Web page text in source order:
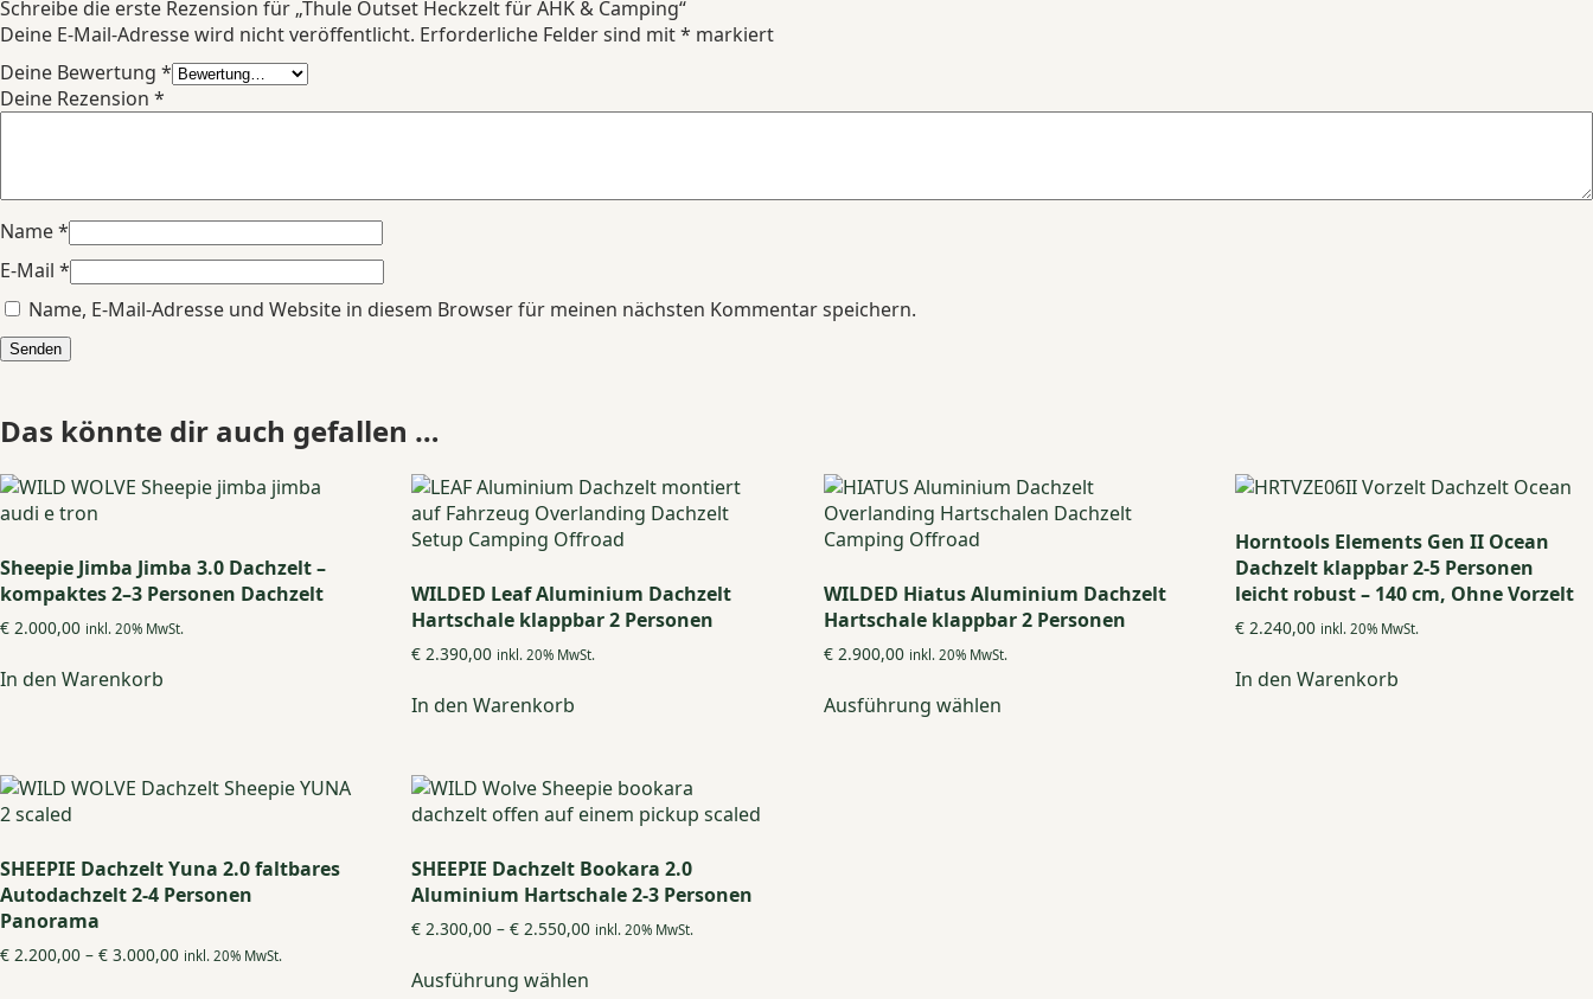
Schreibe die erste Rezension für „Thule Outset Heckzelt für AHK & Camping“
Deine E-Mail-Adresse wird nicht veröffentlicht. Erforderliche Felder sind mit* markiert
Deine Bewertung *
Deine Rezension *
Name*
E-Mail *
Name, E-Mail-Adresse und Website in diesem Browser für meinen nächsten Kommentar speichern.
Das könnte dir auch gefallen …
Sheepie Jimba Jimba 3.0 Dachzelt –
kompaktes 2–3 Personen Dachzelt
€ 2.000,00 inkl. 20% MwSt.
In den Warenkorb
WILDED Leaf Aluminium Dachzelt
Hartschale klappbar 2 Personen
€ 2.390,00 inkl. 20% MwSt.
In den Warenkorb
WILDED Hiatus Aluminium Dachzelt
Hartschale klappbar 2 Personen
€2.900,00 inkl. 20% MwSt.
Ausführung wählenProdukt
Horntools Elements Gen II Ocean
Dachzelt klappbar 2-5 Personen
leicht robust – 140 cm, Ohne Vorzelt
€ 2.240,00 inkl. 20% MwSt.
In den Warenkorb
SHEEPIE Dachzelt Yuna 2.0 faltbares
Autodachzelt 2-4 Personen
Panorama
€ 2.200,00 – € 3.000,00Preisspanne:
inkl. 20% MwSt.
SHEEPIE Dachzelt Bookara 2.0
Aluminium Hartschale 2-3 Personen
€ 2.300,00 –€ 2.550,00Preisspanne:
inkl. 20% MwSt.
Ausführung wählen